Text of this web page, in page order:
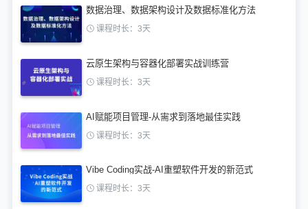
数据治理、数据架构设计及数据标准化方法
课程时长：3天
云原生架构与容器化部署实战训练营
课程时长：3天
AI赋能项目管理-从需求到落地最佳实践
课程时长：3天
Vibe Coding实战-AI重塑软件开发的新范式
课程时长：3天